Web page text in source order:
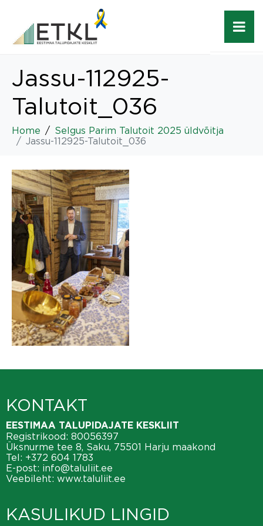
Jassu-112925-
Talutoit_036
Home
Selgus Parim Talutoit 2025 üldvõitja
Jassu-112925-Talutoit_036
KONTAKT
EESTIMAA TALUPIDAJATE KESKLIIT
Registrikood: 80056397
Üksnurme tee 8, Saku, 75501 Harju maakond
Tel: +372 604 1783
E-post: info@taluliit.ee
Veebileht: www.taluliit.ee
KASULIKUD LINGID